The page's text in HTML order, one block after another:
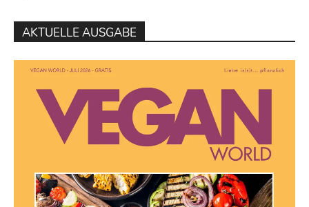
AKTUELLE AUSGABE